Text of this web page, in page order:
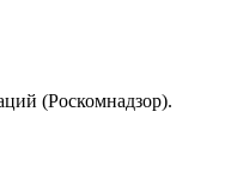
(Роскомнадзор).